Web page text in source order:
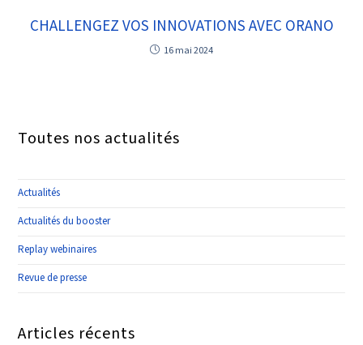
CHALLENGEZ VOS INNOVATIONS AVEC ORANO
16 mai 2024
Toutes nos actualités
Actualités
Actualités du booster
Replay webinaires
Revue de presse
Articles récents